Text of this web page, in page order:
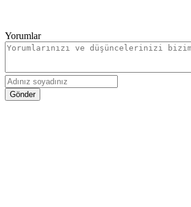
Yorumlar
Gönder